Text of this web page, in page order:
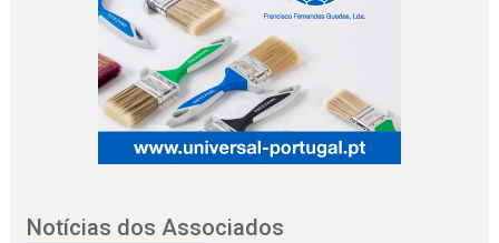
Notícias dos Associados